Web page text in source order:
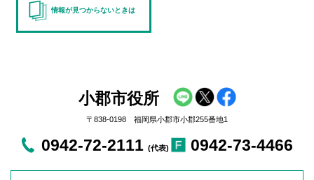
情報が見つからないときは
小郡市役所
〒838-0198 福岡県小郡市小郡255番地1
0942-72-2111 (代表) 0942-73-4466